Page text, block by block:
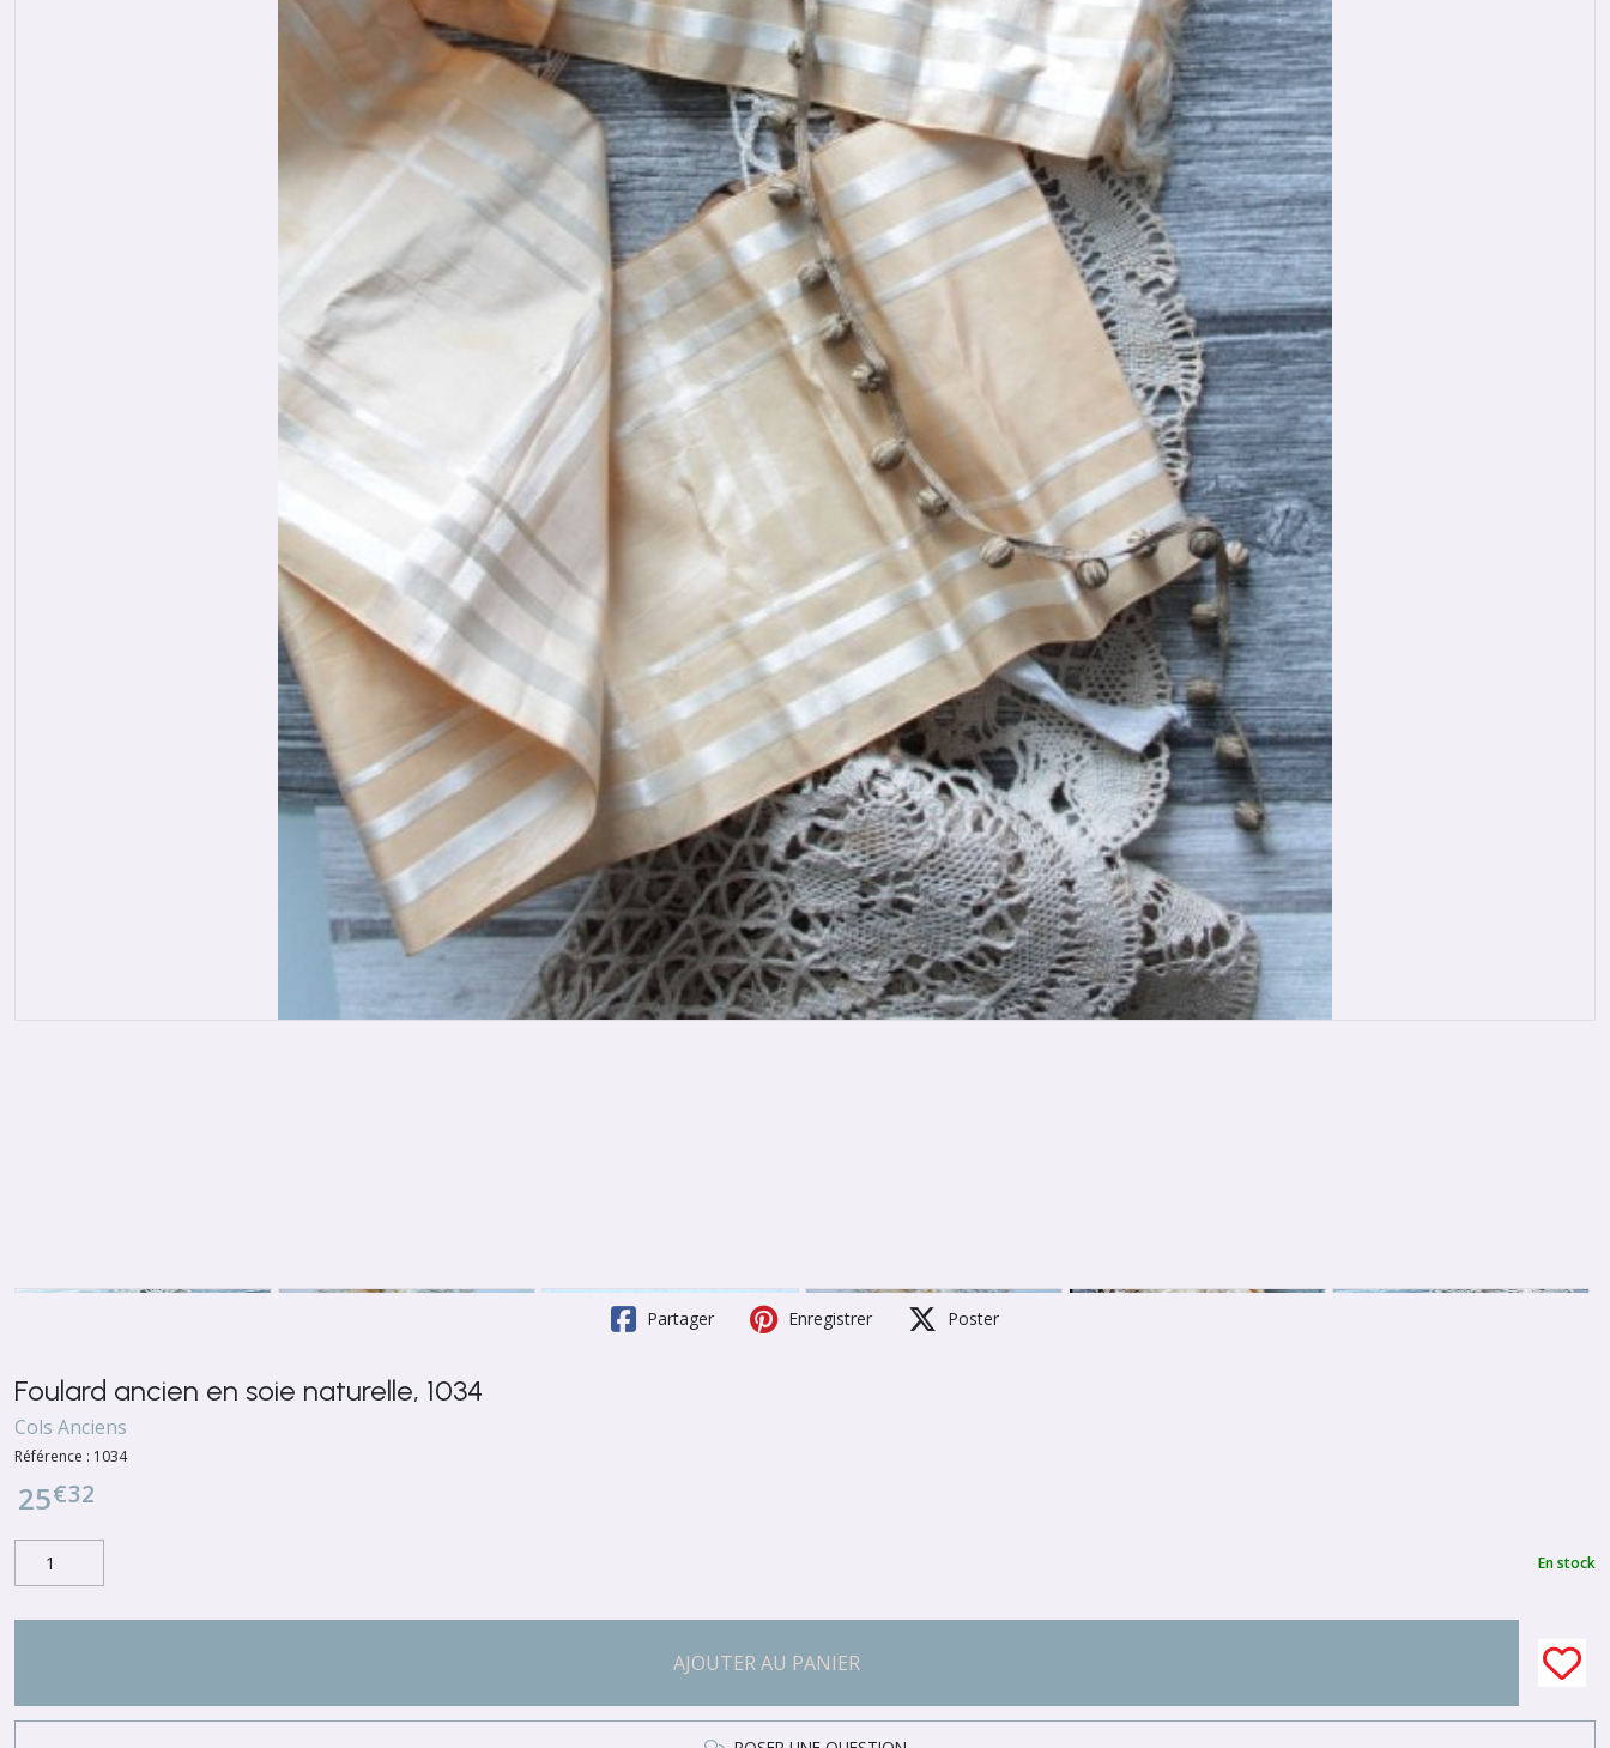
Partager Enregistrer Poster
Foulard ancien en soie naturelle, 1034
Cols Anciens
Référence : 1034
25€32
En stock
AJOUTER AU PANIER